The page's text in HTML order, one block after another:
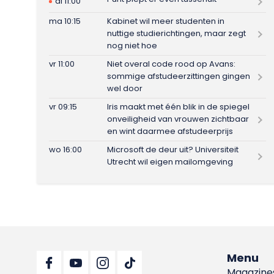
ma 10:15
Kabinet wil meer studenten in
nuttige studierichtingen, maar zegt
nog niet hoe
vr 11:00
Niet overal code rood op Avans:
sommige afstudeerzittingen gingen
wel door
vr 09:15
Iris maakt met één blik in de spiegel
onveiligheid van vrouwen zichtbaar
en wint daarmee afstudeerprijs
wo 16:00
Microsoft de deur uit? Universiteit
Utrecht wil eigen mailomgeving
Menu